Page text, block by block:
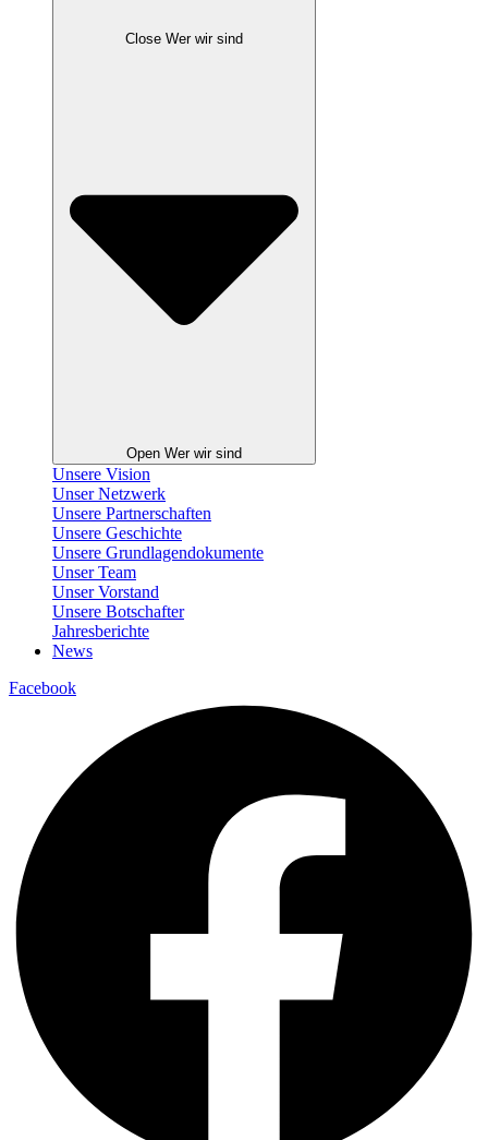
Close Wer wir sind
Open Wer wir sind
Unsere Vision
Unser Netzwerk
Unsere Partnerschaften
Unsere Geschichte
Unsere Grundlagendokumente
Unser Team
Unser Vorstand
Unsere Botschafter
Jahresberichte
News
Facebook